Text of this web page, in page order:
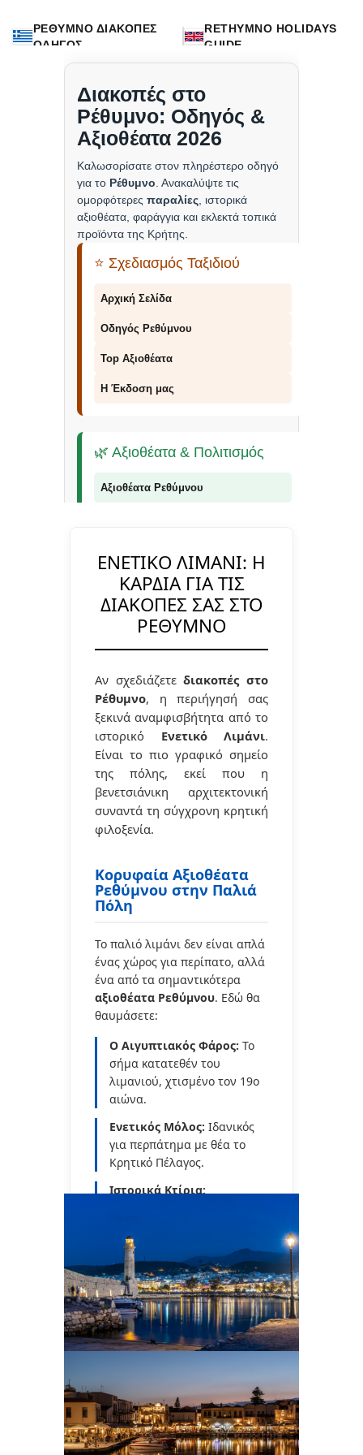
ΡΕΘΥΜΝΟ ΔΙΑΚΟΠΕΣ
ΟΔΗΓΟΣ
RETHYMNO HOLIDAYS
GUIDE
Διακοπές στο
Ρέθυμνο: Οδηγός &
Αξιοθέατα 2026
Καλωσορίσατε στον πληρέστερο οδηγό
για το Ρέθυμνο . Ανακαλύψτε τις
ομορφότερες παραλίες, ιστορικά
αξιοθέατα, φαράγγια και εκλεκτά τοπικά
προϊόντα της Κρήτης.
⭐ Σχεδιασμός Ταξιδιού
Αρχική Σελίδα
Οδηγός Ρεθύμνου
Top Αξιοθέατα
Η Έκδοση μας
🌿 Αξιοθέατα & Πολιτισμός
Αξιοθέατα Ρεθύμνου
Παραδοσιακά Προϊόντα
© 2026 Explorer Rethymno - Οδηγός για το
Ρέθυμνο |
explorer ρέθυμνο
ΕΝΕΤΙΚΌ ΛΙΜΆΝΙ: Η
ΚΑΡΔΙΆ ΓΙΑ ΤΙΣ
ΔΙΑΚΟΠΈΣ ΣΑΣ ΣΤΟ
ΡΈΘΥΜΝΟ
Αν σχεδιάζετεδιακοπές στο
Ρέθυμνο, η περιήγησή σας
ξεκινά αναμφισβήτητα από το
ιστορικό Ενετικό Λιμάνι.
Είναι το πιο γραφικό σημείο
της πόλης, εκεί που η
βενετσιάνικη αρχιτεκτονική
συναντά τη σύγχρονη κρητική
φιλοξενία.
Κορυφαία Αξιοθέατα
Ρεθύμνου στην Παλιά
Πόλη
Το παλιό λιμάνι δεν είναι απλά
ένας χώρος για περίπατο, αλλά
ένα από τα σημαντικότερα
αξιοθέατα Ρεθύμνου. Εδώ θα
θαυμάσετε:
Ο Αιγυπτιακός Φάρος: Το
σήμα κατατεθέν του
λιμανιού, χτισμένο τον 19ο
αιώνα.
Ενετικός Μόλος: Ιδανικός
για περπάτημα με θέα το
Κρητικό Πέλαγος.
Ιστορικά Κτίρια:
από τα καλύτερα εστιατόρια
στοΡέθυμνο.
Travel Tip:Για να
απολαύσετε το
Ενετικό
Λιμάνιχωρίς την
μια βόλτα νωρίς το πρωί ή
κατά τη δύση του ηλίου.